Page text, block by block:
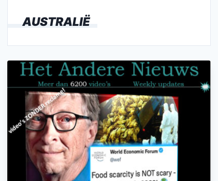
AUSTRALIË